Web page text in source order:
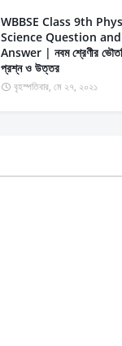
WBBSE Class 9th
Science Question and
Answer | নবম শ্রেণীর
প্রশ্ন ও উত্তর
বৃহস্পতিবার, মে ২৭, ২০২১